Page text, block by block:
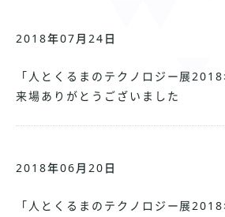
2018年07月24日
「人とくるまのテクノロジー展
来場ありがとうございました
2018年06月20日
「人とくるまのテクノロジー展